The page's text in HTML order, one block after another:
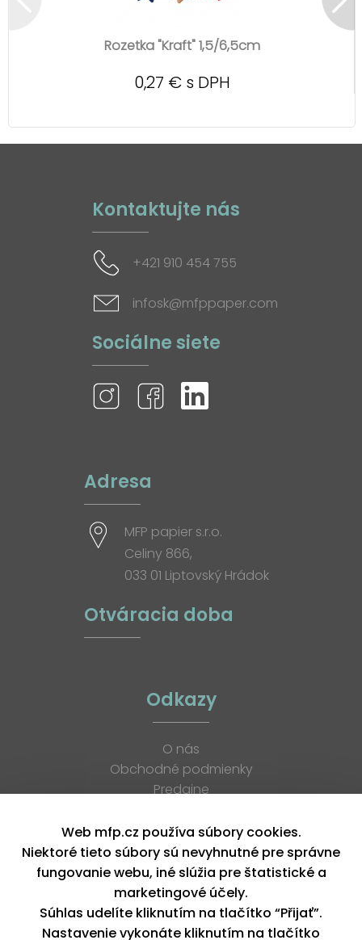
Rozetka "Kraft" 1,5/6,5cm
0,27 € s DPH
Kontaktujte nás
+421 910 454 755
infosk@mfppaper.com
Sociálne siete
Adresa
MFP papier s.r.o.
Celiny 866,
033 01 Liptovský Hrádok
Otváracia doba
Odkazy
O nás
Obchodné podmienky
Predajne
K stiahnutiu
Blog
Kontakt
Kariéra
XML feed
Web mfp.cz používa súbory cookies.
Niektoré tieto súbory sú nevyhnutné pre správne
fungovanie webu, iné slúžia pre štatistické a
marketingové účely.
Súhlas udelíte kliknutím na tlačítko “Přijať”.
Nastavenie vykonáte kliknutím na tlačítko